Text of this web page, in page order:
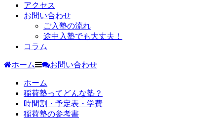
アクセス
お問い合わせ
ご入塾の流れ
途中入塾でも大丈夫！
コラム
ホーム お問い合わせ
ホーム
稲荷塾ってどんな塾？
時間割・予定表・学費
稲荷塾の参考書